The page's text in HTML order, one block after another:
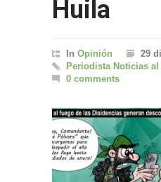
Huila
In Opinión
29
Periodista Noticias
0 comments